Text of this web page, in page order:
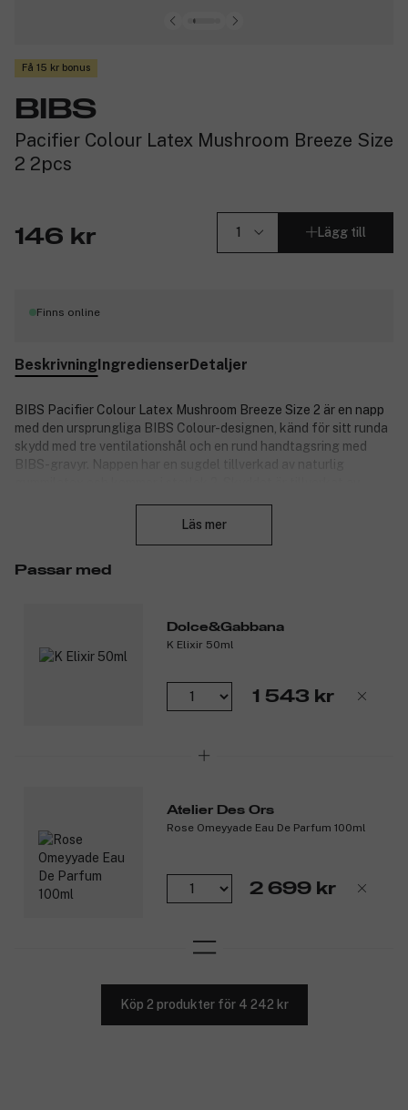
Få 15 kr bonus
BIBS
Pacifier Colour Latex Mushroom Breeze Size
2 2pcs
146 kr Lägg till
Finns online
BeskrivningIngredienserDetaljer
BIBS Pacifier Colour Latex Mushroom Breeze Size 2 är en napp
med den ursprungliga BIBS Colour-designen, känd för sitt runda
skydd med tre ventilationshål och en rund handtagsring med
BIBS-gravyr. Nappen har en sugdel tillverkad av naturlig
Danmark/EU. Nappen är 100 % fri från BPA och ftalater, och
Produktnummer:
Läs mer
Passar med
Dolce&Gabbana
K Elixir 50ml
1 543 kr
Atelier Des Ors
Rose Omeyyade Eau De Parfum 100ml
2 699 kr
Köp 2 produkter för 4 242 kr